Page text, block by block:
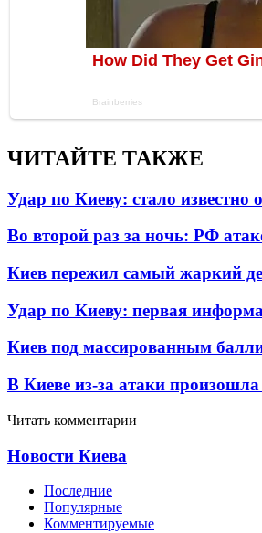
ЧИТАЙТЕ ТАКЖЕ
Удар по Киеву: стало известно
Во второй раз за ночь: РФ
Киев пережил самый жаркий
Удар по Киеву: первая
Киев под массированным
В Киеве из-за атаки
Читать комментарии
Новости Киева
Последние
Популярные
Комментируемые